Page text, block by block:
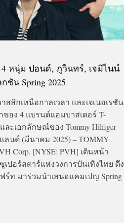
4 หนุ่ม ปอนด์, ภูวินทร์, เจมีไนน์
น Spring 2025
สิกเหนือกาลเวลา และเจเนอเรชัน
อง 4 แบรนด์แอมบาสเดอร์ T-
ะเอกลักษณ์ของ Tommy Hilfiger
ลนด์ (มีนาคม 2025) – TOMMY
Corp. [NYSE: PVH] เดินหน้า
ปอร์สตาร์แห่งวงการบันเทิงไทย ดึง
ท มาร่วมนำเสนอแคมเปญ Spring